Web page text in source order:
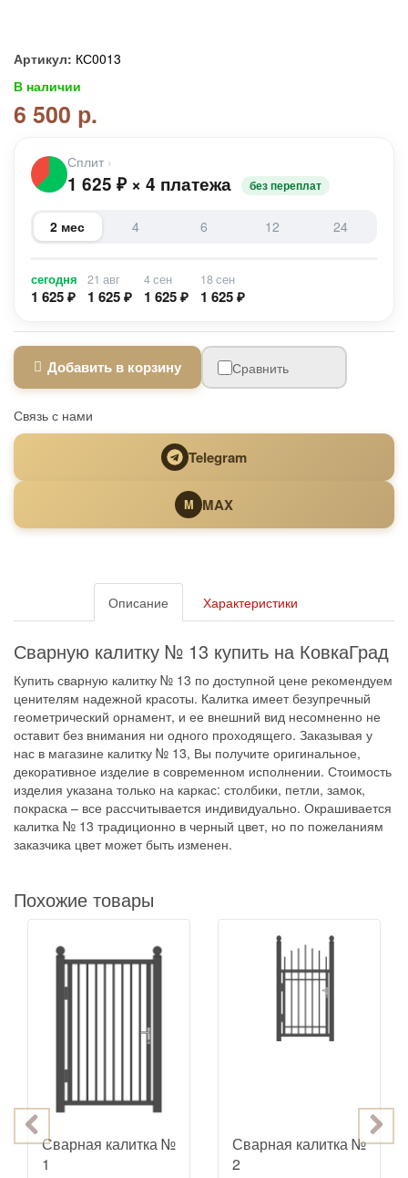
Артикул: КС0013
В наличии
6 500 р.
Сплит ›
1 625 ₽ × 4 платежа без переплат
2 мес 4 6 12 24
сегодня
1 625 ₽
21 авг
1 625 ₽
4 сен
1 625 ₽
18 сен
1 625 ₽
Добавить в корзину Сравнить
Связь с нами
Telegram
M MAX
Описание Характеристики
Сварную калитку № 13 купить на КовкаГрад
Купить сварную калитку № 13 по доступной цене рекомендуем
ценителям надежной красоты. Калитка имеет безупречный
геометрический орнамент, и ее внешний вид несомненно не
оставит без внимания ни одного проходящего. Заказывая у
нас в магазине калитку № 13, Вы получите оригинальное,
декоративное изделие в современном исполнении. Стоимость
изделия указана только на каркас: столбики, петли, замок,
покраска – все рассчитывается индивидуально. Окрашивается
калитка № 13 традиционно в черный цвет, но по пожеланиям
заказчика цвет может быть изменен.
Похожие товары
Сварная калитка №
1
Сварная калитка №
2